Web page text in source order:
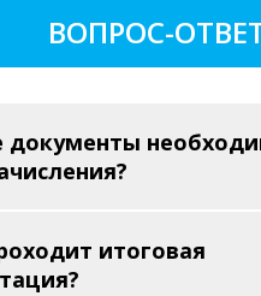
ВОПРОС-
документы
итоговая